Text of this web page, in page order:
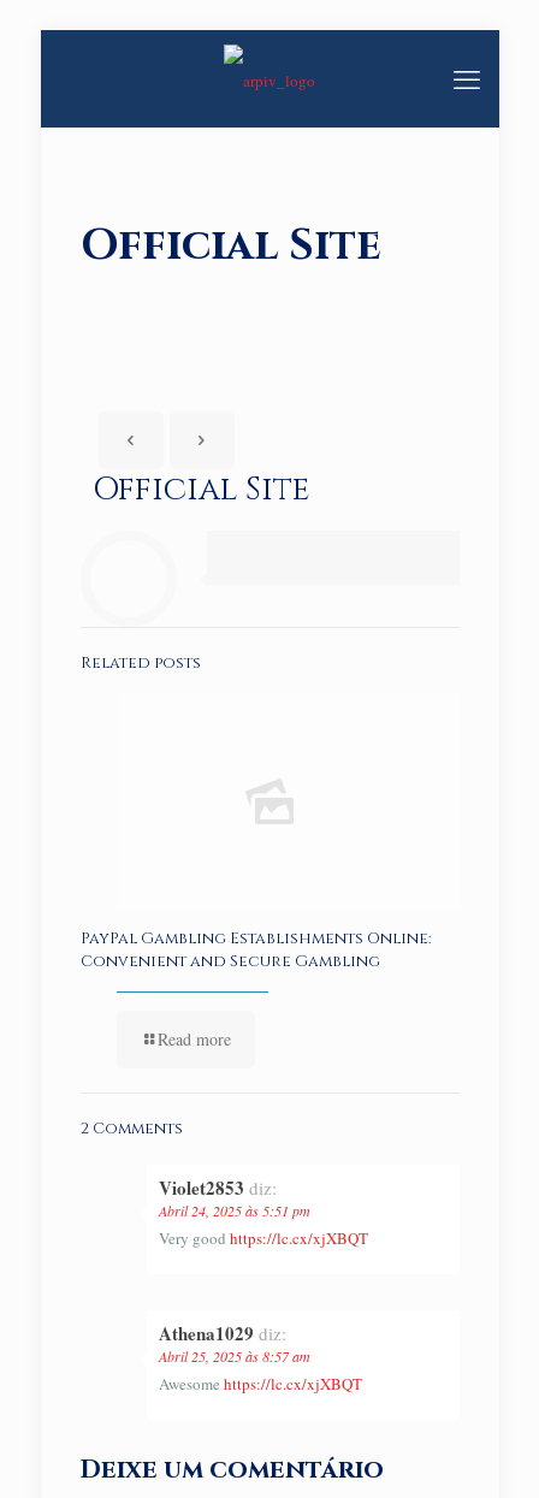
Official Site
Official Site
Related posts
PayPal Gambling Establishments Online:
Convenient and Secure Gambling
Read more
2 Comments
Violet2853 diz:
Abril 24, 2025 às 5:51 pm
Very good https://lc.cx/xjXBQT
Athena1029 diz:
Abril 25, 2025 às 8:57 am
Awesome https://lc.cx/xjXBQT
Deixe um comentário